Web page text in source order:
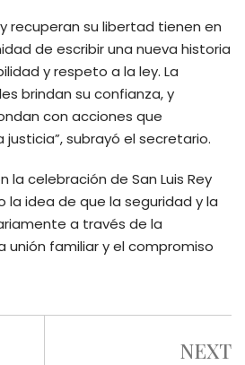
recuperan su libertad tienen en
de escribir una nueva historia
y respeto a la ley. La
brindan su confianza, y
con acciones que
subrayó el secretario.
la celebración de San Luis Rey
la idea de que la seguridad y la
a través de la
unión familiar y el compromiso
NEXT